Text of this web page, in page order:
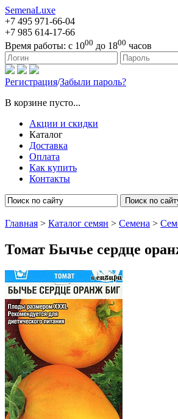
SemenaLuxe
+7 495 971-66-04
+7 985 614-17-66
Время работы: с 1000 до 1800 часов
127473, г. Москва, ул.
Регистрация/Забыли пароль?
В корзине пусто...
Акции и скидки
Каталог
Доставка
Оплата
Как купить
Контакты
Поиск по
Главная > Каталог семян > Семена >
Томат Бычье сердце
Томаты высокорослые